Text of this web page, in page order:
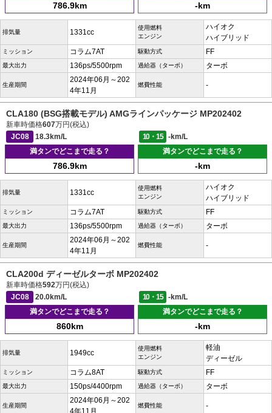
786.9km -km
排気量 1331cc
使用燃料
エンジン
ハイオク
ハイブリッド
ミッション コラム7AT 駆動方式 FF
最大出力 136ps/5500rpm 過給器（ターボ） ターボ
生産期間
2024年06月～202
4年11月
燃費性能 -
CLA180 (BSG搭載モデル) AMGラインパッケージ MP202402
新車時価格607万円(税込)
JC08
18.3km/L 10・15
-km/L
満タンでどこまで走る？
786.9km
満タンでどこまで走る？
-km
排気量 1331cc
使用燃料
エンジン
ハイオク
ハイブリッド
ミッション コラム7AT 駆動方式 FF
最大出力 136ps/5500rpm 過給器（ターボ） ターボ
生産期間
2024年06月～202
4年11月
燃費性能 -
CLA200d ディーゼルターボ MP202402
新車時価格592万円(税込)
JC08
20.0km/L 10・15
-km/L
満タンでどこまで走る？
860km
満タンでどこまで走る？
-km
排気量 1949cc
使用燃料
エンジン
軽油
ディーゼル
ミッション コラム8AT 駆動方式 FF
最大出力 150ps/4400rpm 過給器（ターボ） ターボ
生産期間
2024年06月～202
燃費性能 -